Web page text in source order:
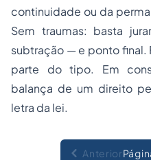
continuidade ou da
Sem traumas: basta
subtração — e ponto final.
parte dotipo. Em
balança de um direito
letra da lei.
Anterior